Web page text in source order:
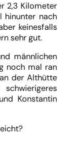
2,3 Kilometer
hinunter nach
keinesfalls
sehr gut.
männlichen
noch mal ran
der Althütte
Konstantin